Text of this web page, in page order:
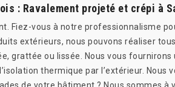
: Ravalement projeté et crépi à
Fiez-vous à notre professionnalisme
extérieurs, nous pouvons réaliser
grattée ou lissée. Nous vous fournirons
thermique par l’extérieur. Nous